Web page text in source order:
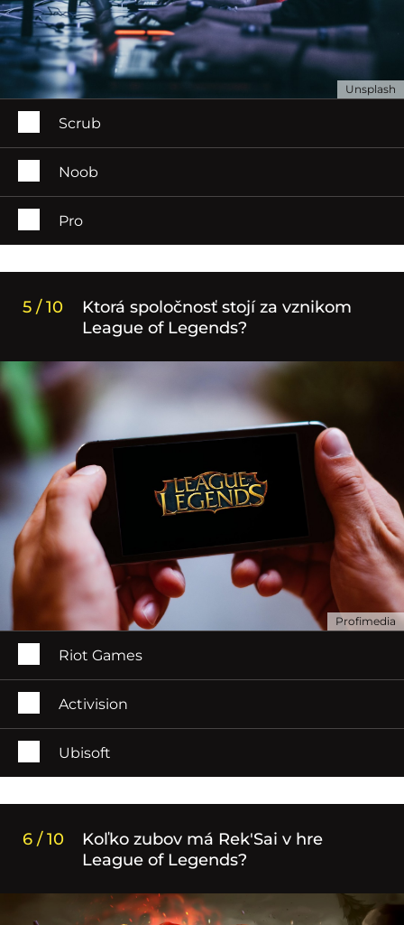
Unsplash
Scrub
Noob
Pro
5 / 10
Ktorá spoločnosť stojí za vznikom
League of Legends?
Profimedia
Riot Games
Activision
Ubisoft
6 / 10
Koľko zubov má Rek'Sai v hre
League of Legends?